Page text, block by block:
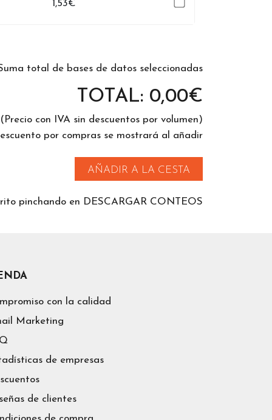
1,53€
total de bases de datos seleccionadas
TOTAL: 0,00€
(Precio con IVA sin descuentos por volumen)
por compras se mostrará al añadir
AÑADIR A LA CESTA
pinchando en DESCARGAR CONTEOS
con la calidad
Marketing
de empresas
de clientes